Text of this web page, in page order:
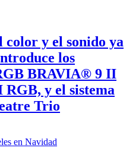
y el sonido ya
los
BRAVIA® 9 II
y el sistema
Trio